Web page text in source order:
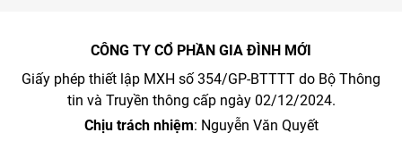
CÔNG TY CỔ PHẦN GIA ĐÌNH MỚI
Giấy phép thiết lập MXH số 354/GP-BTTTT do Bộ Thông
tin và Truyền thông cấp ngày 02/12/2024.
Chịu trách nhiệm: Nguyễn Văn Quyết